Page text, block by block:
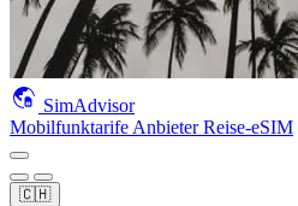
SimAdvisor
Mobilfunktarife AnbieterReise-eSIM
🇨🇭